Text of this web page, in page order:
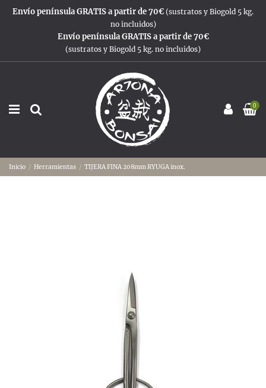
Envío península GRATIS a partir de 70€ (sustratos y Biogold 5 kg.
no incluidos)
Envío península GRATIS a partir de 70€
(sustratos y Biogold 5 kg. no incluidos)
0
Inicio Herramientas TIJERA FINA 208mm RYUGA inox.